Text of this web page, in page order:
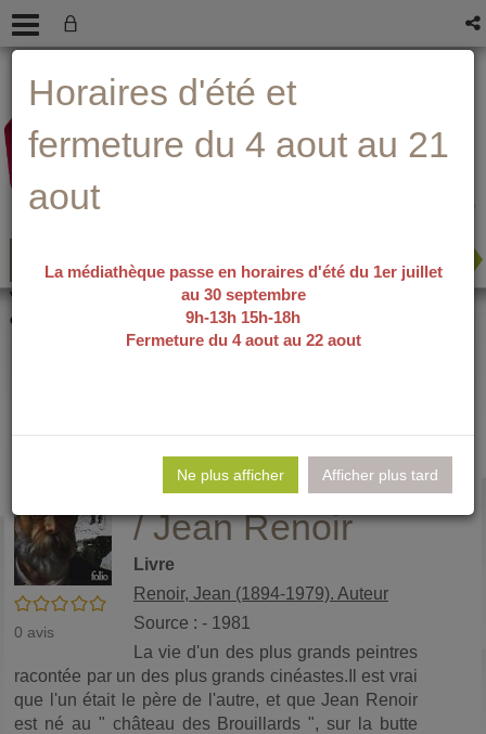
menu
contenu
recherche
Vous êtes ici :
Détail du
document
/5
0 avis
Pierre-Auguste
Renoir, mon père
/ Jean Renoir
Livre
Renoir, Jean (1894-1979). Auteur
Source : - 1981
La vie d'un des plus grands peintres
racontée par un des plus grands cinéastes.Il est vrai
que l'un était le père de l'autre, et que Jean Renoir
est né au " château des Brouillards ", sur la butte
Horaires d'été et
fermeture du 4 aout au 21
aout
La médiathèque passe en horaires d'été du 1er juillet
au 30 septembre
9h-13h 15h-18h
Fermeture du 4 aout au 22 aout
Ne plus afficher Afficher plus tard